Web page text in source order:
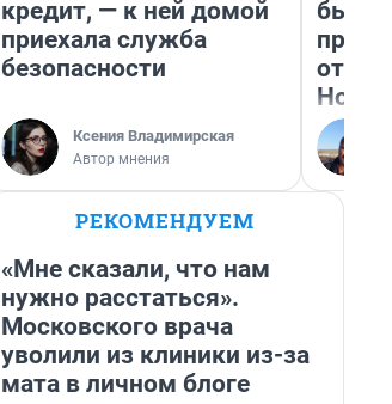
кредит, — к ней домой
приехала служба
безопасности
Ксения Владимирская
Автор мнения
бьет
РЕКОМЕНДУЕМ
«Мне сказали, что нам
нужно расстаться».
Московского врача
уволили из клиники из-за
мата в личном блоге